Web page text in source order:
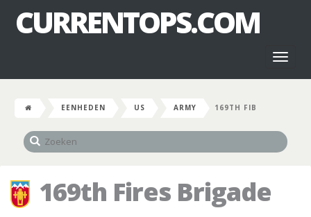
CURRENTOPS.COM
EENHEDEN US ARMY 169TH FIB
169th Fires Brigade